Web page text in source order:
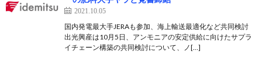
2021.10.05
国内発電最大手JERAも参加、海上輸送最適化など共同検討
出光興産は10月5日、アンモニアの安定供給に向けたサプラ
イチェーン構築の共同検討について、ノ[…]